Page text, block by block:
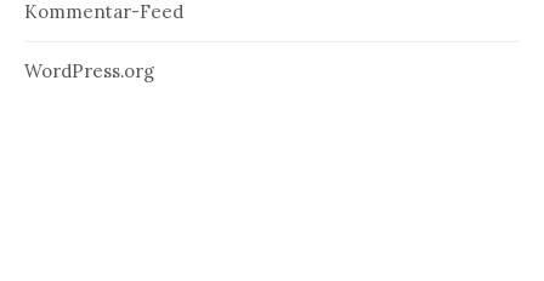
Kommentar-Feed
WordPress.org